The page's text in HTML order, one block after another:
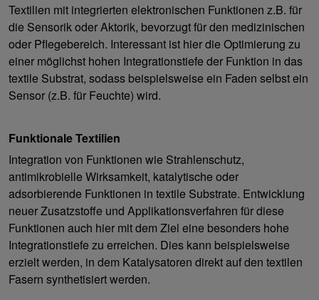
Textilien mit integrierten elektronischen Funktionen z.B. für
die Sensorik oder Aktorik, bevorzugt für den medizinischen
oder Pflegebereich. Interessant ist hier die Optimierung zu
einer möglichst hohen Integrationstiefe der Funktion in das
textile Substrat, sodass beispielsweise ein Faden selbst ein
Sensor (z.B. für Feuchte) wird.
Funktionale Textilien
Integration von Funktionen wie Strahlenschutz,
antimikrobielle Wirksamkeit, katalytische oder
adsorbierende Funktionen in textile Substrate. Entwicklung
neuer Zusatzstoffe und Applikationsverfahren für diese
Funktionen auch hier mit dem Ziel eine besonders hohe
Integrationstiefe zu erreichen. Dies kann beispielsweise
erzielt werden, in dem Katalysatoren direkt auf den textilen
Fasern synthetisiert werden.